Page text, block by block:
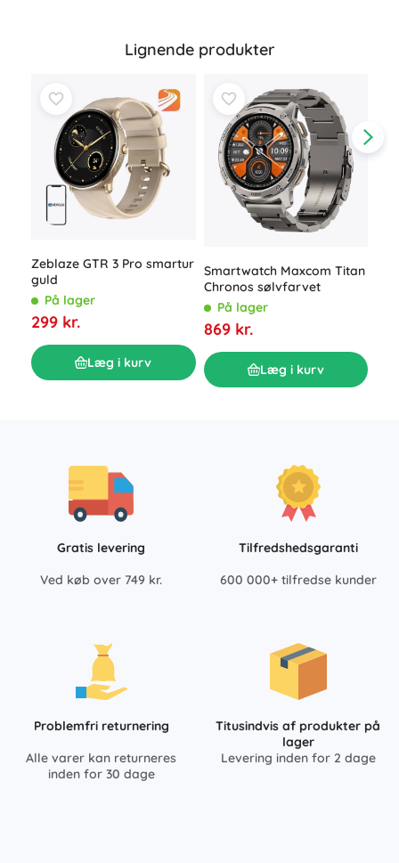
Lignende produkter
Zeblaze GTR 3 Pro smartur
guld
På lager
299 kr.
Læg i kurv
Smartwatch Maxcom Titan
Chronos sølvfarvet
På lager
869 kr.
Læg i kurv
Gratis levering
Ved køb over 749 kr.
Tilfredshedsgaranti
600 000+ tilfredse kunder
Problemfri returnering
Alle varer kan returneres
inden for 30 dage
Titusindvis af produkter på
lager
Levering inden for 2 dage